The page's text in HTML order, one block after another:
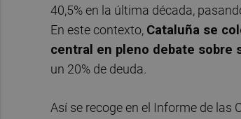
40,5% en la última década,
En este contexto, Cataluña se
central en pleno debate sobre
un 20% de deuda.
Así se recoge en el Informe de